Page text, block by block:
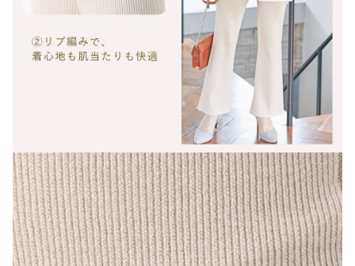
お買い物を続ける カートへ進む
お気に入り商品を確認する